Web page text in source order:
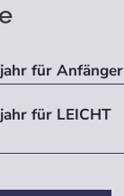
für Anfänger
für LEICHT